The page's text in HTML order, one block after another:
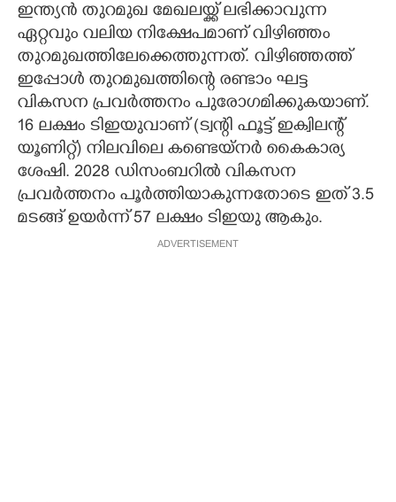
ഇന്ത്യൻ തുറമുഖ മേഖലയ്ക്ക് ലഭിക്കാവുന്ന
ഏറ്റവും വലിയ നിക്ഷേപമാണ് വിഴിഞ്ഞം
തുറമുഖത്തിലേക്കെത്തുന്നത്. വിഴിഞ്ഞത്ത്
ഇപ്പോൾ തുറമുഖത്തിന്റെ രണ്ടാം ഘട്ട
വികസന പ്രവർത്തനം പുരോഗമിക്കുകയാണ്.
16 ലക്ഷം ടിഇയുവാണ് (ട്വന്റി ഫൂട്ട് ഇക്വിലന്റ്
യൂണിറ്റ്)​ നിലവിലെ കണ്ടെയ്നർ കൈകാര്യ
ശേഷി. 2028 ഡിസംബറിൽ വികസന
പ്രവർത്തനം പൂർത്തിയാകുന്നതോടെ ഇത് 3.5
മടങ്ങ് ഉയർന്ന് 57 ലക്ഷം ടിഇയു ആകും.
ADVERTISEMENT